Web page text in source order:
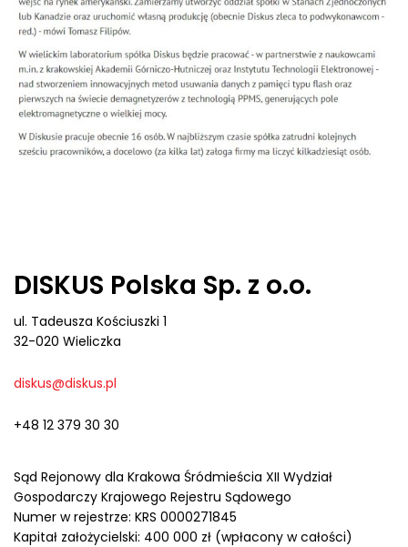
DISKUS Polska Sp. z o.o.
ul. Tadeusza Kościuszki 1
32-020 Wieliczka
diskus@diskus.pl
+48 12 379 30 30
Sąd Rejonowy dla Krakowa Śródmieścia XII Wydział
Gospodarczy Krajowego Rejestru Sądowego
Numer w rejestrze: KRS 0000271845
Kapitał założycielski: 400 000 zł (wpłacony w całości)